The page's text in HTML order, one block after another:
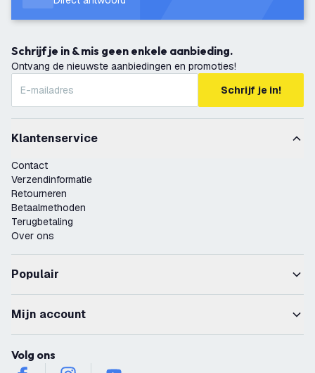
Schrijf je in & mis geen enkele aanbieding.
Ontvang de nieuwste aanbiedingen en promoties!
Schrijf je in!
Klantenservice
Contact
Verzendinformatie
Retourneren
Betaalmethoden
Terugbetaling
Over ons
Populair
Mijn account
Volg ons